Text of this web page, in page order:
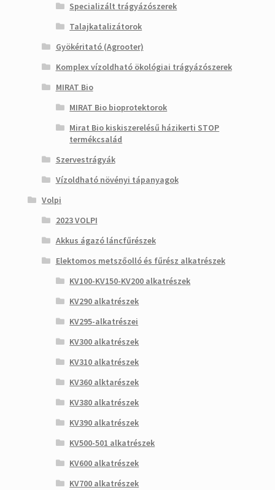
Specializált trágyázószerek
Talajkatalizátorok
Gyökéritató (Agrooter)
Komplex vízoldható ökológiai trágyázószerek
MIRAT Bio
MIRAT Bio bioprotektorok
Mirat Bio kiskiszerelésű házikerti STOP
termékcsalád
Szervestrágyák
Vízoldható növényi tápanyagok
Volpi
2023 VOLPI
Akkus ágazó láncfűrészek
Elektomos metszőolló és fűrész alkatrészek
KV100-KV150-KV200 alkatrészek
KV290 alkatrészek
KV295-alkatrészei
KV300 alkatrészek
KV310 alkatrészek
KV360 alktarészek
KV380 alkatrészek
KV390 alkatrészek
KV500-501 alkatrészek
KV600 alkatrészek
KV700 alkatrészek